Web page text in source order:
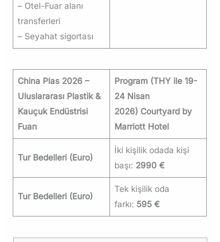
– Otel-Fuar alanı
transferleri
– Seyahat sigortası
China Plas 2026 –
Uluslararası Plastik &
Kauçuk Endüstrisi
Fuarı
Program (THY ile 19-
24 Nisan
2026) Courtyard by
Marriott Hotel
Tur Bedelleri (Euro)
İki kişilik odada kişi
başı: 2990 €
Tur Bedelleri (Euro)
Tek kişilik oda
farkı: 595 €